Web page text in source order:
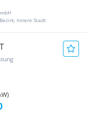
Innere Stadt